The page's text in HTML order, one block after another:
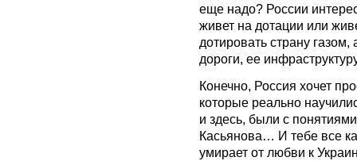
еще надо? России
живет на дотации или
дотировать страну
дороги, ее
Конечно, Россия хочет
которые реально
и здесь, были с
Касьянова… И тебе все
умирает от любви к